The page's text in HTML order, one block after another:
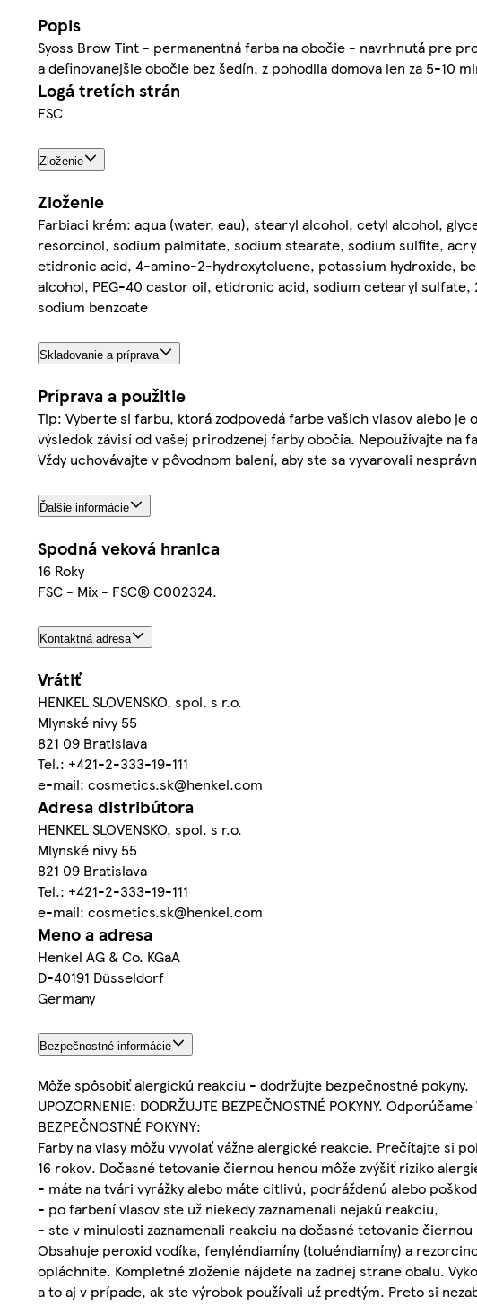
Popis
Syoss Brow Tint - permanentná farba na obočie - navrhnutá pre
a definovanejšie obočie bez šedín, z pohodlia domova len za 5-10
Logá tretích strán
FSC
Zloženie
Zloženie
Farbiaci krém: aqua (water, eau), stearyl alcohol, cetyl alcohol,
resorcinol, sodium palmitate, sodium stearate, sodium sulfite,
etidronic acid, 4-amino-2-hydroxytoluene, potassium hydroxide,
alcohol, PEG-40 castor oil, etidronic acid, sodium cetearyl
sodium benzoate
Skladovanie a príprava
Príprava a použitie
Tip: Vyberte si farbu, ktorá zodpovedá farbe vašich vlasov alebo
výsledok závisí od vašej prirodzenej farby obočia. Nepoužívajte na
Vždy uchovávajte v pôvodnom balení, aby ste sa vyvarovali
Ďalšie informácie
Spodná veková hranica
16 Roky
FSC - Mix - FSC® C002324.
Kontaktná adresa
Vrátiť
HENKEL SLOVENSKO, spol. s r.o.
Mlynské nivy 55
821 09 Bratislava
Tel.: +421-2-333-19-111
e-mail: cosmetics.sk@henkel.com
Adresa distribútora
HENKEL SLOVENSKO, spol. s r.o.
Mlynské nivy 55
821 09 Bratislava
Tel.: +421-2-333-19-111
e-mail: cosmetics.sk@henkel.com
Meno a adresa
Henkel AG & Co. KGaA
D-40191 Düsseldorf
Germany
Bezpečnostné informácie
Môže spôsobiť alergickú reakciu - dodržujte bezpečnostné pokyny.
UPOZORNENIE: DODRŽUJTE BEZPEČNOSTNÉ POKYNY.
BEZPEČNOSTNÉ POKYNY:
Farby na vlasy môžu vyvolať vážne alergické reakcie. Prečítajte si
16 rokov. Dočasné tetovanie čiernou henou môže zvýšiť riziko
- máte na tvári vyrážky alebo máte citlivú, podráždenú alebo
- po farbení vlasov ste už niekedy zaznamenali nejakú reakciu,
- ste v minulosti zaznamenali reakciu na dočasné tetovanie čiernou
Obsahuje peroxid vodíka, fenyléndiamíny (toluéndiamíny) a
opláchnite. Kompletné zloženie nájdete na zadnej strane obalu.
a to aj v prípade, ak ste výrobok používali už predtým. Preto si